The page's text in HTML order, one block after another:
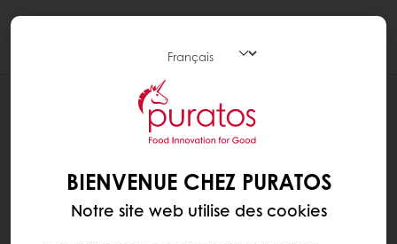
RECETTES
THE BELGIAN SEAFOOD
BIENVENUE CHEZ PURATOS
Notre site web utilise des cookies